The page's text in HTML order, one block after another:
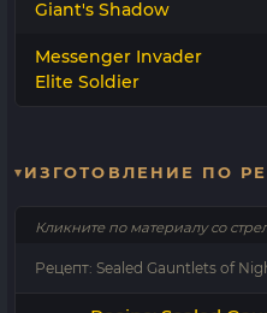
Giant's Shadow
Messenger Invader
Elite Soldier
ИЗГОТОВЛЕНИЕ ПО
Кликните по материалу со
Рецепт: Sealed Gauntlets of